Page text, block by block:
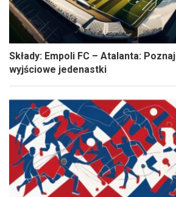
Składy: Empoli FC – Atalanta: Poznaj
wyjściowe jedenastki